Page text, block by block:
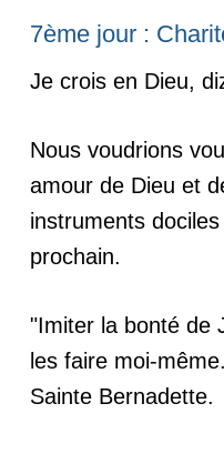
7ème jour :
Je crois en Dieu,
Nous voudrions
amour de Dieu et
instruments
prochain.
"Imiter la bonté de
les faire moi-
Sainte Bernadette.